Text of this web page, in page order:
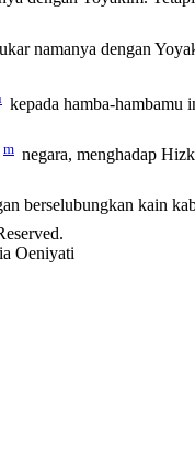
namanya dengan
kepada hamba-hambamu
m negara, menghadap
berselubungkan kain
Oeniyati